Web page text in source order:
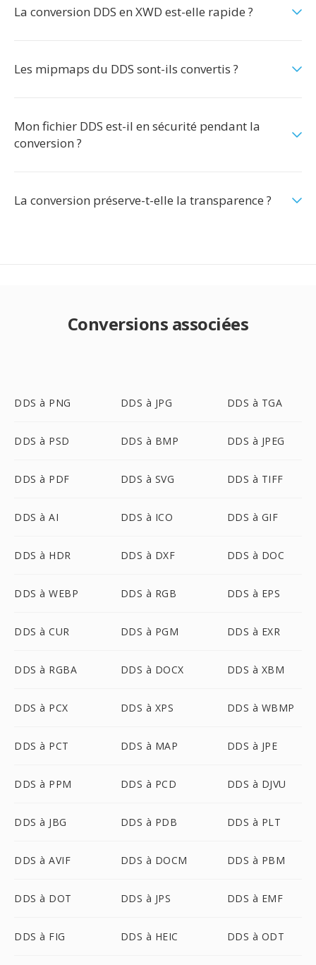
La conversion DDS en XWD est-elle rapide ?
Les mipmaps du DDS sont-ils convertis ?
Mon fichier DDS est-il en sécurité pendant la
conversion ?
La conversion préserve-t-elle la transparence ?
Conversions associées
DDS à PNG DDS à JPG DDS à TGA
DDS à PSD DDS à BMP DDS à JPEG
DDS à PDF DDS à SVG DDS à TIFF
DDS à AI DDS à ICO DDS à GIF
DDS à HDR DDS à DXF DDS à DOC
DDS à WEBP DDS à RGB DDS à EPS
DDS à CUR DDS à PGM DDS à EXR
DDS à RGBA DDS à DOCX DDS à XBM
DDS à PCX DDS à XPS DDS à WBMP
DDS à PCT DDS à MAP DDS à JPE
DDS à PPM DDS à PCD DDS à DJVU
DDS à JBG DDS à PDB DDS à PLT
DDS à AVIF DDS à DOCM DDS à PBM
DDS à DOT DDS à JPS DDS à EMF
DDS à FIG DDS à HEIC DDS à ODT